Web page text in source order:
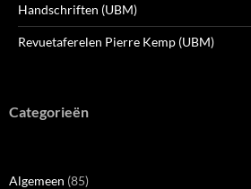
Handschriften (UBM)
Revuetaferelen Pierre Kemp (UBM)
Categorieën
Algemeen (85)